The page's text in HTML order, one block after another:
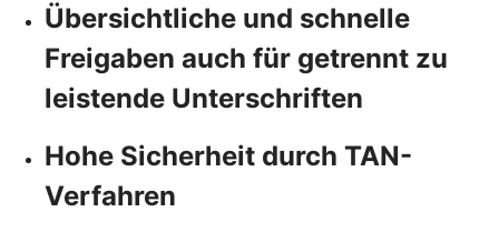
Übersichtliche und schnelle
Freigaben auch für getrennt zu
leistende Unterschriften
Hohe Sicherheit durch TAN-
Verfahren